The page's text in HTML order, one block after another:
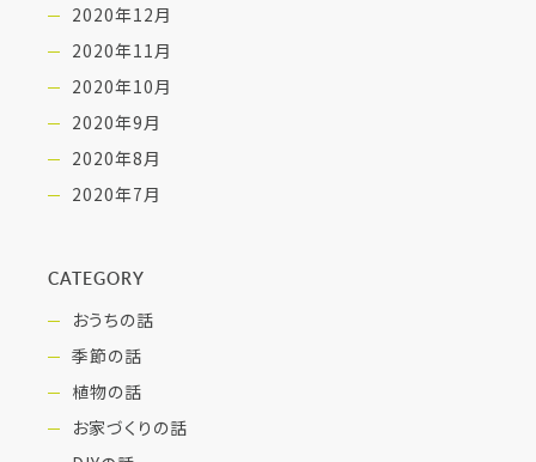
2020年12月
2020年11月
2020年10月
2020年9月
2020年8月
2020年7月
CATEGORY
おうちの話
季節の話
植物の話
お家づくりの話